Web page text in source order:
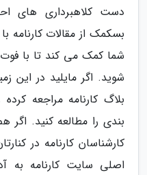
دست کلاهبرداری های
بسکمک از مقالات کارنامه
شما کمک می کند تا با
شوید. اگر مایلید در این
بلاگ کارنامه مراجعه
بندی را مطالعه کنید. اگر
کارشناسان کارنامه در